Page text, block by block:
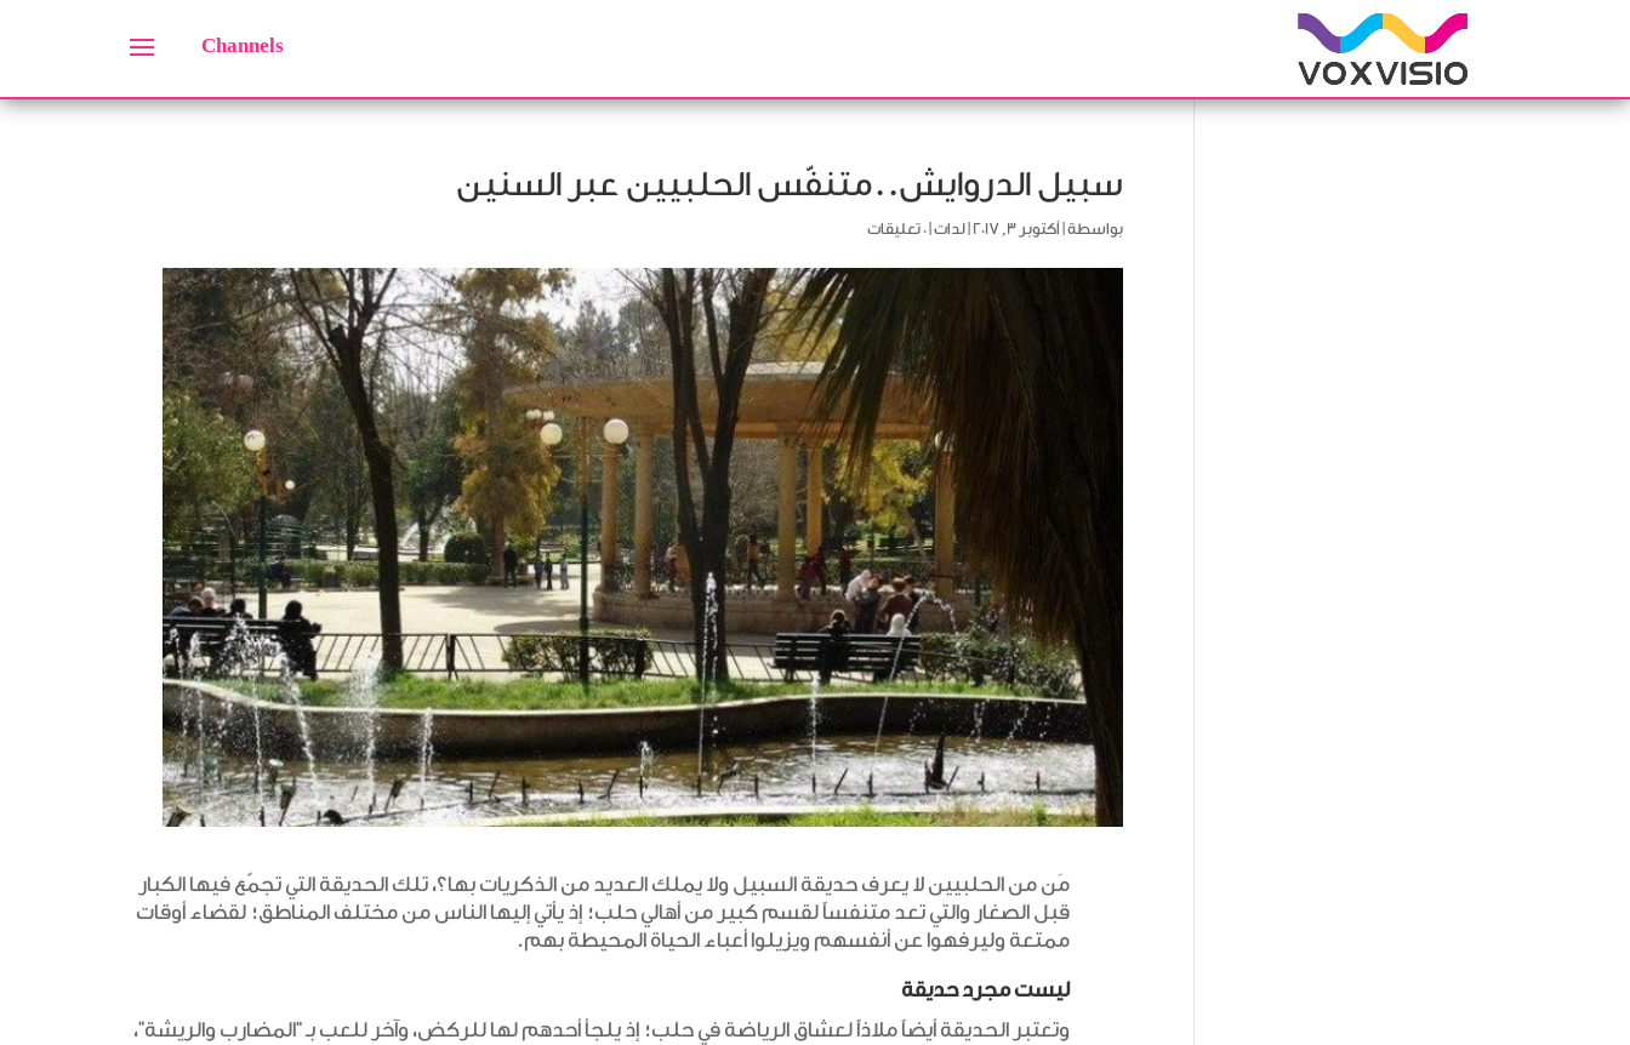
Channels
سبيل الدروايش..متنفّس الحلبيين عبر السنين
بواسطة أكتوبر 3, 2017 لدات| 0 تعليقات
مَن من الحلبيين لا يعرف حديقة السبيل ولا يملك العديد من الذكريات بها؟، تلك الحديقة التي تجمّع فيها الكبار
قبل الصغار والتي تعد متنفساً لقسم كبير من أهالي حلب؛ إذ يأتي إليها الناس من مختلف المناطق؛ لقضاء أوقات
ممتعة وليرفهوا عن أنفسهم ويزيلوا أعباء الحياة المحيطة بهم.
ليست مجرد حديقة
وتعتبر الحديقة أيضاً ملاذاً لعشاق الرياضة في حلب؛ إذ يلجأ أحدهم لها للركض، وآخر للعب بـ “المضارب والريشة”،